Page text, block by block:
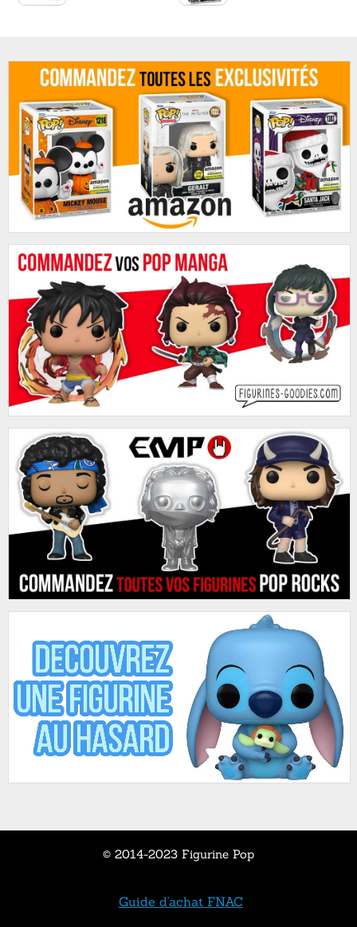
© 2014-2023 Figurine Pop
Guide d'achat FNAC